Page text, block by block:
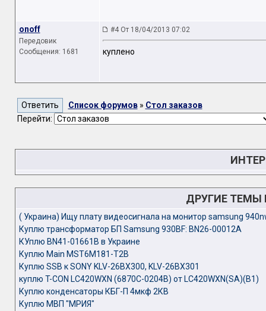
onoff
Передовик
Сообщения: 1681
#4 От 18/04/2013 07:02
куплено
Список форумов» Стол заказов
Перейти:
ДРУГИЕ ТЕМЫ
( Украина) Ищу плату видеосигнала на монитор samsung
Куплю трансформатор БП Samsung 930BF: BN26-00012A
КУплю BN41-01661B в Украине
Куплю Main MST6M181-T2B
Куплю SSB к SONY KLV-26BX300, KLV-26BX301
куплю T-CON LC420WXN (6870C-0204B) oт LC420WXN(SA)(B1)
Куплю конденсаторы КБГ-П 4мкф 2КВ
Куплю МВП "МРИЯ"